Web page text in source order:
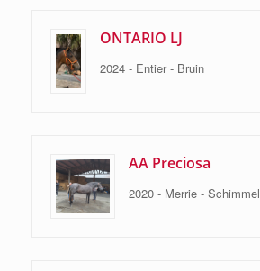
ONTARIO LJ
2024 - Entier - Bruin
AA Preciosa
2020 - Merrie - Schimmel